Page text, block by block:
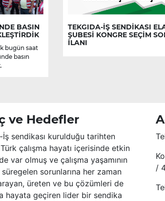
BASIN
bugün saat
basın
TEKGIDA-İŞ SENDİKASI
ŞUBESİ KONGRE SEÇİM
İLANI
ve Hedefler
İş sendikası kurulduğu tarihten
çalışma hayatı içerisinde etkin
var olmuş ve çalışma yaşamının
sorunlarına her zaman
üreten ve bu çözümleri de
hayata geçiren lider bir sendika
/